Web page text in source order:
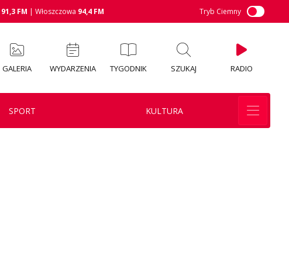
91,3 FM | Włoszczowa 94,4 FM Tryb Ciemny
GALERIA WYDARZENIA TYGODNIK SZUKAJ RADIO
SPORT KULTURA